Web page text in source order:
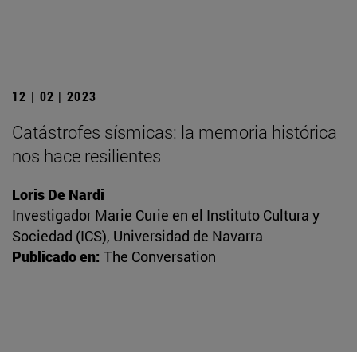
12 | 02 | 2023
Catástrofes sísmicas: la memoria histórica
nos hace resilientes
Loris De Nardi
Investigador Marie Curie en el Instituto Cultura y
Sociedad (ICS), Universidad de Navarra
Publicado en: The Conversation